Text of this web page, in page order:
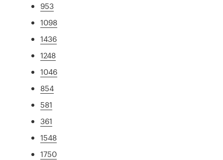
953
1098
1436
1248
1046
854
581
361
1548
1750